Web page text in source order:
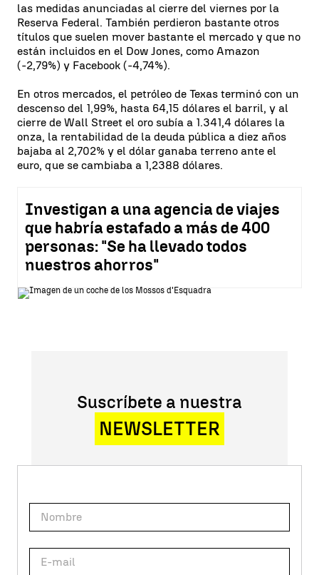
las medidas anunciadas al cierre del viernes por la
Reserva Federal. También perdieron bastante otros
títulos que suelen mover bastante el mercado y que no
están incluidos en el Dow Jones, como Amazon
(-2,79%) y Facebook (-4,74%).
En otros mercados, el petróleo de Texas terminó con un
descenso del 1,99%, hasta 64,15 dólares el barril, y al
cierre de Wall Street el oro subía a 1.341,4 dólares la
onza, la rentabilidad de la deuda pública a diez años
bajaba al 2,702% y el dólar ganaba terreno ante el
euro, que se cambiaba a 1,2388 dólares.
Investigan a una agencia de viajes
que habría estafado a más de 400
personas: "Se ha llevado todos
nuestros ahorros"
Suscríbete a nuestra
NEWSLETTER